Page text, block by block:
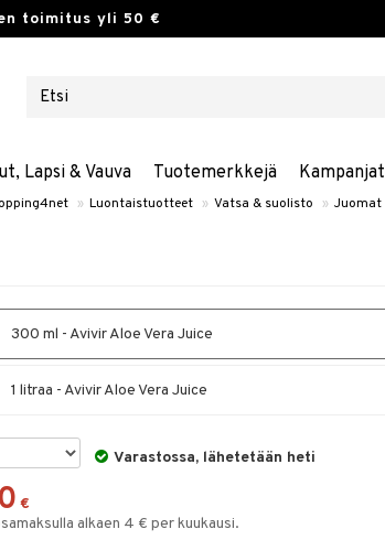
toimitus yli 50 €
Lapsi & Vauva Tuotemerkkejä Kampanjat
» Luontaistuotteet » Vatsa & suolisto » Juomat
300 ml - Avivir Aloe Vera Juice
1 litraa - Avivir Aloe Vera Juice
Varastossa, lähetetään heti
€
alkaen 4 € per kuukausi.